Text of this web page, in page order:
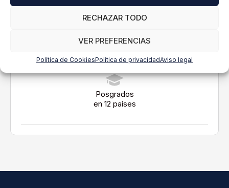
RECHAZAR TODO
VER PREFERENCIAS
Política de CookiesPolítica de privacidadAviso legal
i
personales
Posgrados
en 12 países